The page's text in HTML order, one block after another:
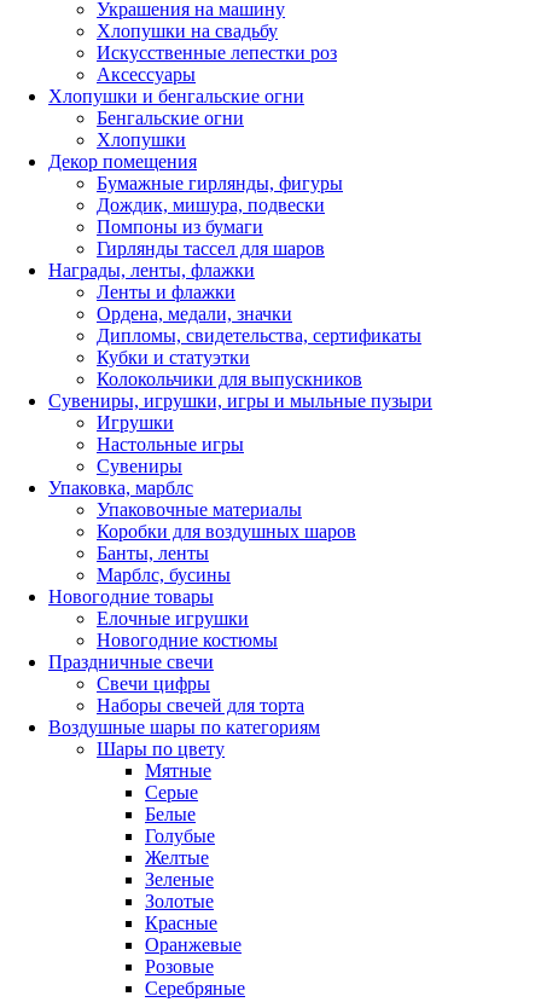
Украшения на машину
Хлопушки на свадьбу
Искусственные лепестки роз
Аксессуары
Хлопушки и бенгальские огни
Бенгальские огни
Хлопушки
Декор помещения
Бумажные гирлянды, фигуры
Дождик, мишура, подвески
Помпоны из бумаги
Гирлянды тассел для шаров
Награды, ленты, флажки
Ленты и флажки
Ордена, медали, значки
Дипломы, свидетельства, сертификаты
Кубки и статуэтки
Колокольчики для выпускников
Сувениры, игрушки, игры и мыльные пузыри
Игрушки
Настольные игры
Сувениры
Упаковка, марблс
Упаковочные материалы
Коробки для воздушных шаров
Банты, ленты
Марблс, бусины
Новогодние товары
Елочные игрушки
Новогодние костюмы
Праздничные свечи
Свечи цифры
Наборы свечей для торта
Воздушные шары по категориям
Шары по цвету
Мятные
Серые
Белые
Голубые
Желтые
Зеленые
Золотые
Красные
Оранжевые
Розовые
Серебряные